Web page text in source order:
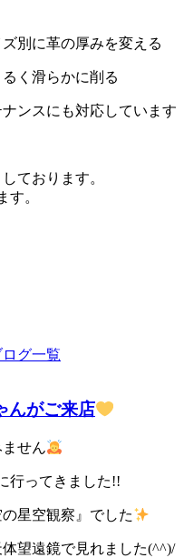
別に革の厚みを変える
く滑らかに削る
ンスにも対応しています
ております。
す。
ログ一覧
んがご来店
せん
行ってきました!!
星空観察』でした
望遠鏡で見れました(^^)/